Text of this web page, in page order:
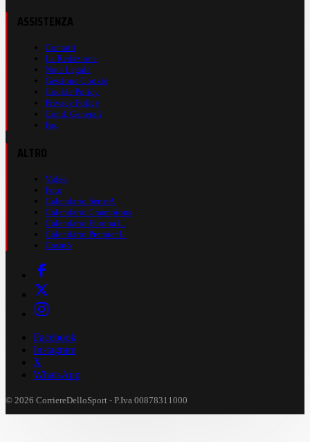
Contatti
La Redazione
Nota Legale
Gestione Cookie
Cookie Policy
Privacy Policy
Cond. Generali
Faq
Video
Foto
Calendario Serie A
Calendario Champions
Calendario Europa L.
Calendario Premier L.
Casinò
Facebook
Instagram
X
WhatsApp
© 2026 CorriereDelloSport - P.Iva 00878311000